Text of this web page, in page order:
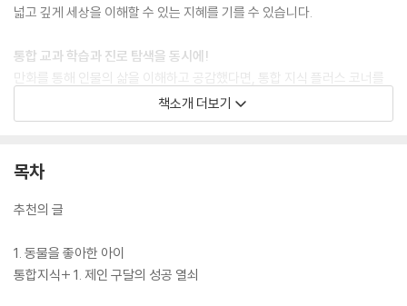
넓고 깊게 세상을 이해할 수 있는 지혜를 기를 수 있습니다.
통합 교과 학습과 진로 탐색을 동시에!
만화를 통해 인물의 삶을 이해하고 공감했다면, 통합 지식 플러스 코너를
통해서는 다양한 배경지식과 시사 상식, 교과 지식을 얻을 수 있습니다. 아
인슈타인의 이야기를 통해 제2차 세계 대전의 과정과 결과를 알 수 있고,
있는 것처럼 『who? 인물 사이언스』 시리즈는 권마다 세계의 중요한 사건
나고 활동했던 나라의 역사와 문화에 대한 내용도 볼 수 있어 다양한 영역
속 인물의 직업에 대해 더 자세히 알아보고 나의 관심과 흥미에 대해서도
생각해 볼 수 있는 진로 탐색 워크북을 구성하였습니다. 워크북의 활동을
책소개 더보기
목차
추천의 글
1. 동물을 좋아한 아이
통합지식+ 1. 제인 구달의 성공 열쇠